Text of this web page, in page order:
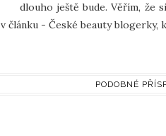
dlouho ještě bude. Věřím, že
v článku - České beauty
PODOBNÉ